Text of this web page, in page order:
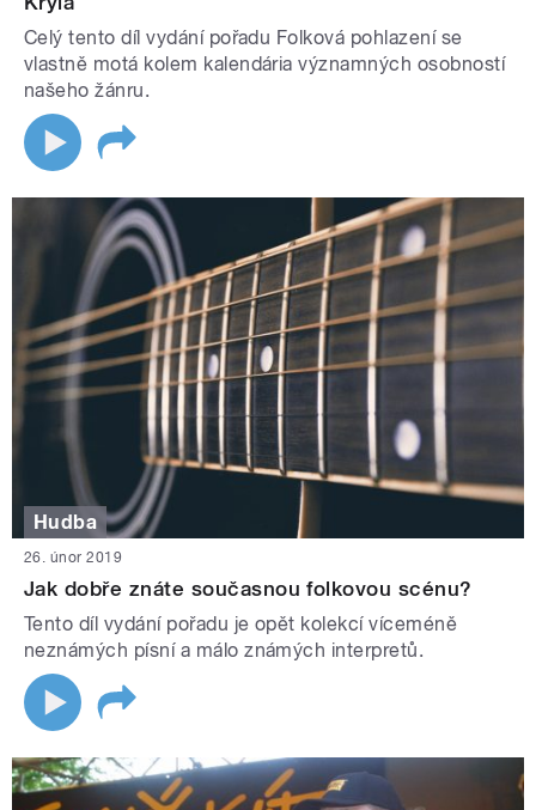
Celý tento díl vydání pořadu Folková pohlazení se
vlastně motá kolem kalendária významných osobností
našeho žánru.
Hudba
26. únor 2019
Jak dobře znáte současnou folkovou scénu?
Tento díl vydání pořadu je opět kolekcí víceméně
neznámých písní a málo známých interpretů.